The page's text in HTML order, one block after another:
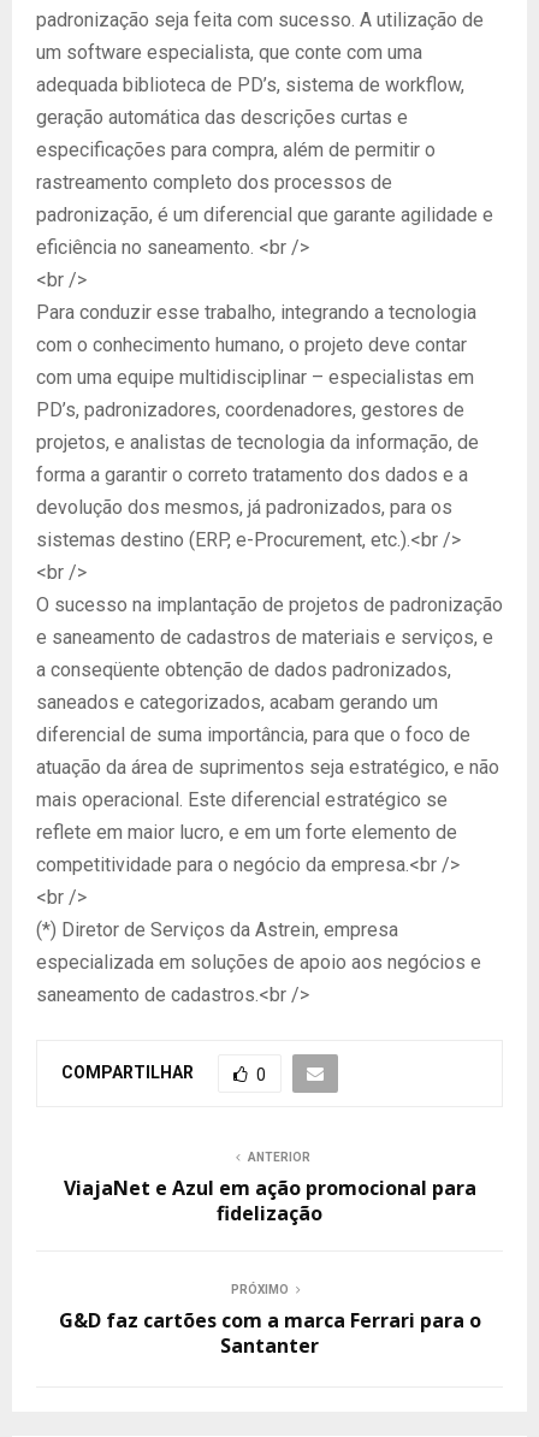
padronização seja feita com sucesso. A utilização de
um software especialista, que conte com uma
adequada biblioteca de PD’s, sistema de workflow,
geração automática das descrições curtas e
especificações para compra, além de permitir o
rastreamento completo dos processos de
padronização, é um diferencial que garante agilidade e
eficiência no saneamento. <br />
<br />
Para conduzir esse trabalho, integrando a tecnologia
com o conhecimento humano, o projeto deve contar
com uma equipe multidisciplinar – especialistas em
PD’s, padronizadores, coordenadores, gestores de
projetos, e analistas de tecnologia da informação, de
forma a garantir o correto tratamento dos dados e a
devolução dos mesmos, já padronizados, para os
sistemas destino (ERP, e-Procurement, etc.).<br />
<br />
O sucesso na implantação de projetos de padronização
e saneamento de cadastros de materiais e serviços, e
a conseqüente obtenção de dados padronizados,
saneados e categorizados, acabam gerando um
diferencial de suma importância, para que o foco de
atuação da área de suprimentos seja estratégico, e não
mais operacional. Este diferencial estratégico se
reflete em maior lucro, e em um forte elemento de
competitividade para o negócio da empresa.<br />
<br />
(*) Diretor de Serviços da Astrein, empresa
especializada em soluções de apoio aos negócios e
saneamento de cadastros.<br />
COMPARTILHAR 0
ANTERIOR
ViajaNet e Azul em ação promocional para
fidelização
PRÓXIMO
G&D faz cartões com a marca Ferrari para o
Santanter